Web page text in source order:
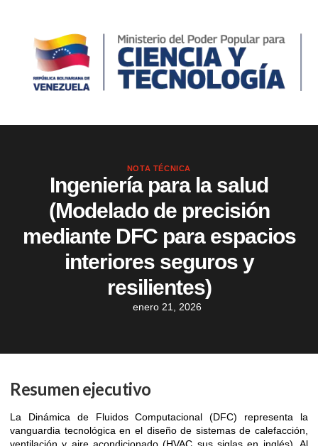
NOTA TÉCNICA
Ingeniería para la salud
(Modelado de precisión
mediante DFC para espacios
interiores seguros y
resilientes)
enero 21, 2026
Resumen ejecutivo
La Dinámica de Fluidos Computacional (DFC) representa la
vanguardia tecnológica en el diseño de sistemas de calefacción,